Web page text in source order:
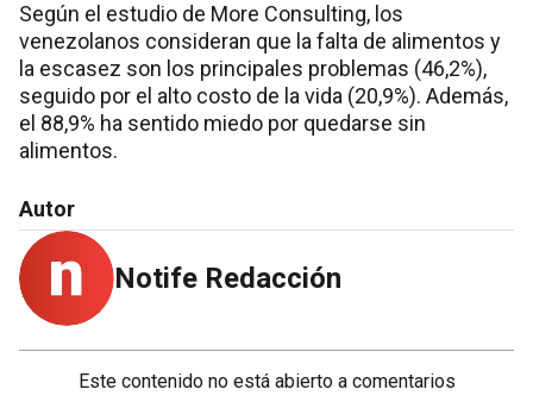
Según el estudio de More Consulting, los
venezolanos consideran que la falta de alimentos y
la escasez son los principales problemas (46,2%),
seguido por el alto costo de la vida (20,9%). Además,
el 88,9% ha sentido miedo por quedarse sin
alimentos.
Autor
Notife Redacción
Este contenido no está abierto a comentarios